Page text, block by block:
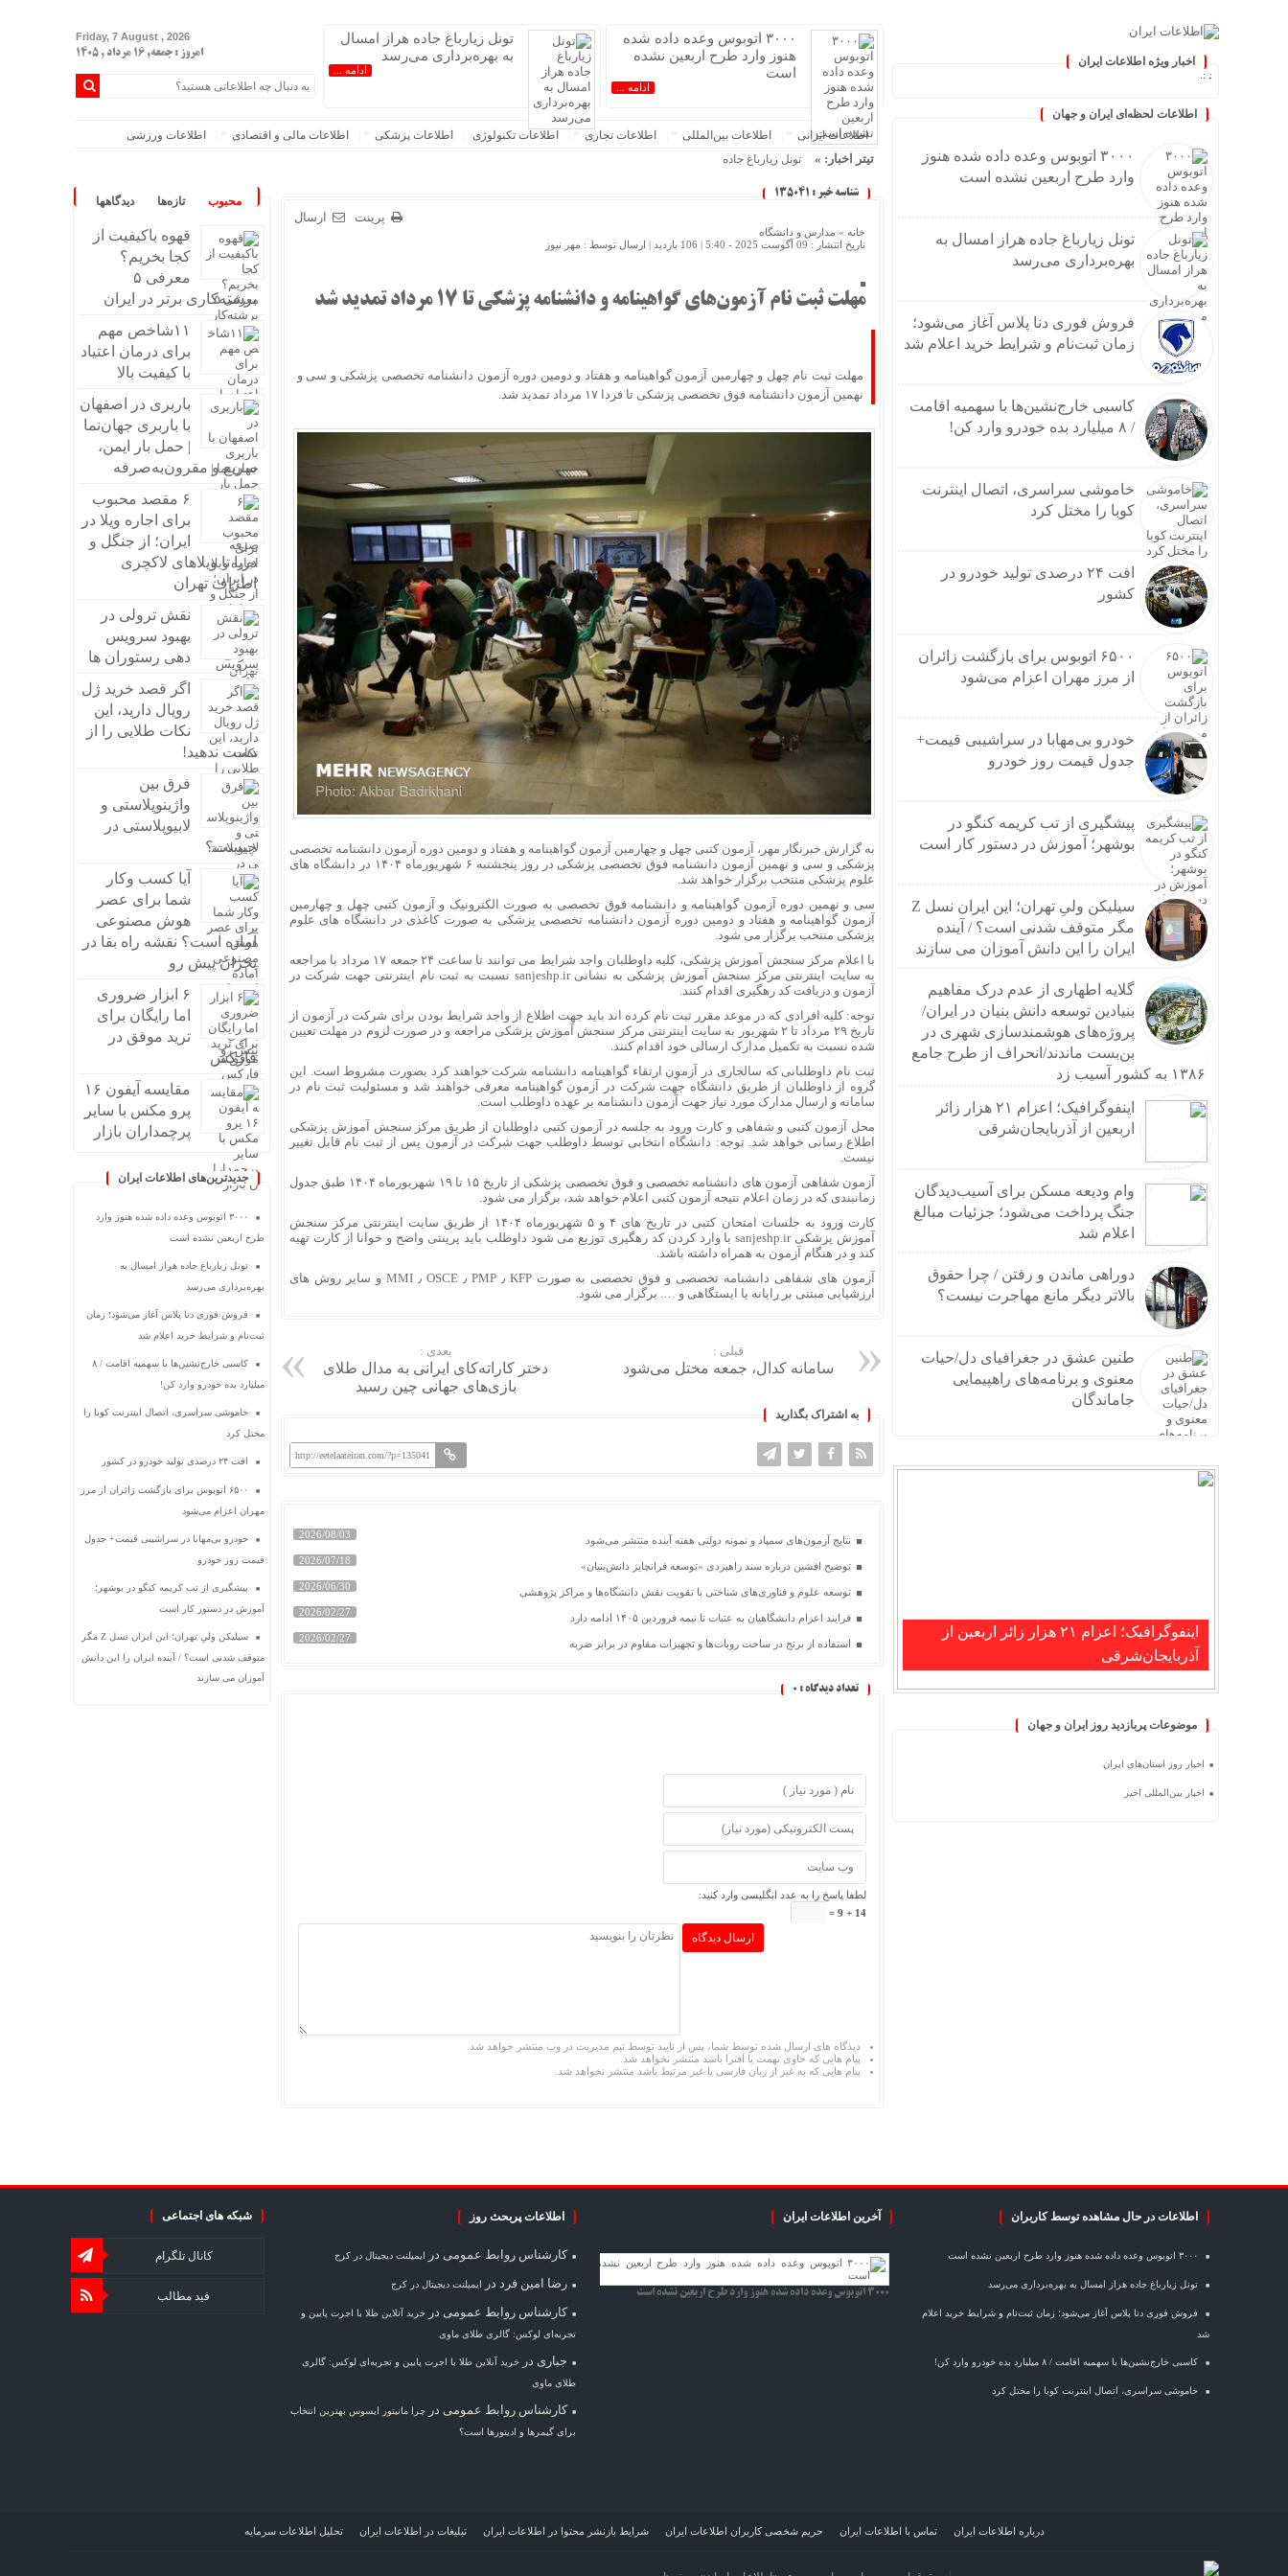
اخبار ویژه اطلاعات ایران
اطلاعات لحظه‌ای ایران و جهان
۳۰۰۰ اتوبوس وعده داده شده هنوز
وارد طرح اربعین نشده است
تونل زیارباغ جاده هراز امسال به
بهره‌برداری می‌رسد
فروش فوری دنا پلاس آغاز می‌شود؛
زمان ثبت‌نام و شرایط خرید اعلام شد
کاسبی خارج‌نشین‌ها با سهمیه اقامت
/ ۸ میلیارد بده خودرو وارد کن!
خاموشی سراسری، اتصال اینترنت
کوبا را مختل کرد
افت ۲۴ درصدی تولید خودرو در
کشور
۶۵۰۰ اتوبوس برای بازگشت زائران
از مرز مهران اعزام می‌شود
خودرو بی‌مهابا در سراشیبی قیمت+
جدول قیمت روز خودرو
پیشگیری از تب کریمه کنگو در
بوشهر؛ آموزش در دستور کار است
سیلیکن ولیِ تهران؛ این ایران نسل Z
مگر متوقف شدنی است؟ / آینده
ایران را این دانش آموزان می سازند
گلایه اطهاری از عدم درک مفاهیم
بنیادین توسعه دانش بنیان در ایران/
پروژه‌های هوشمندسازی شهری در
بن‌بست ماندند/انحراف از طرح جامع
۱۳۸۶ به کشور آسیب زد
اینفوگرافیک؛ اعزام ۲۱ هزار زائر
اربعین از آذربایجان‌شرقی
وام ودیعه مسکن برای آسیب‌دیدگان
جنگ پرداخت می‌شود؛ جزئیات مبالغ
اعلام شد
دوراهی ماندن و رفتن / چرا حقوق
بالاتر دیگر مانع مهاجرت نیست؟
طنین عشق در جغرافیای دل/حیات
معنوی و برنامه‌های راهپیمایی
جاماندگان
اینفوگرافیک؛ اعزام ۲۱ هزار زائر اربعین از
آذربایجان‌شرقی
موضوعات پربازدید روز ایران و جهان
اخبار روز استان‌های ایران
اخبار بین‌المللی اخیر
۳۰۰۰ اتوبوس وعده داده شده
هنوز وارد طرح اربعین نشده
است
ادامه ...
تونل زیارباغ جاده هراز امسال
به بهره‌برداری می‌رسد
ادامه ...
Friday, 7 August , 2026
امروز : جمعه, ۱۶ مرداد , ۱۴۰۵
اطلاعات‌ ‎ایرانی اطلاعات بین‌المللی اطلاعات تجاری اطلاعات تکنولوژی اطلاعات پزشکی اطلاعات مالی و اقتصادی اطلاعات ورزشی
تیتر اخبار: » تونل زیارباغ جاده هراز امسال به بهره‌بردار
شناسه خبر : 135041
ارسال پرینت
خانه » مدارس و دانشگاه
تاریخ انتشار : 09 آگوست 2025 - 5:40 |
106 بازدید | ارسال توسط : مهر نیوز
مهلت ثبت نام آزمون‌های گواهینامه و دانشنامه پزشکی تا ۱۷ مرداد تمدید شد
مهلت ثبت نام چهل و چهارمین آزمون گواهینامه و هفتاد و دومین دوره آزمون دانشنامه تخصصی پزشکی و سی و
نهمین آزمون دانشنامه فوق تخصصی پزشکی تا فردا ۱۷ مرداد تمدید شد.
به گزارش خبرنگار مهر، آزمون کتبی چهل و چهارمین آزمون گواهینامه و هفتاد و دومین دوره آزمون دانشنامه تخصصی
پزشکی و سی و نهمین آزمون دانشنامه فوق تخصصی پزشکی در روز پنجشنبه ۶ شهریورماه ۱۴۰۴ در دانشگاه های
علوم پزشکی منتخب برگزار خواهد شد.
سی و نهمین دوره آزمون گواهینامه و دانشنامه فوق تخصصی به صورت الکترونیک و آزمون کتبی چهل و چهارمین
آزمون گواهینامه و هفتاد و دومین دوره آزمون دانشنامه تخصصی پزشکی به صورت کاغذی در دانشگاه های علوم
پزشکی منتخب برگزار می شود.
با اعلام مرکز سنجش آموزش پزشکی، کلیه داوطلبان واجد شرایط می توانند تا ساعت ۲۴ جمعه ۱۷ مرداد با مراجعه
به سایت اینترنتی مرکز سنجش آموزش پزشکی به نشانی sanjeshp.ir نسبت به ثبت نام اینترنتی جهت شرکت در
آزمون و دریافت کد رهگیری اقدام کنند.
توجه: کلیه افرادی که در موعد مقرر ثبت نام کرده اند باید جهت اطلاع از واجد شرایط بودن برای شرکت در آزمون از
تاریخ ۲۹ مرداد تا ۲ شهریور به سایت اینترنتی مرکز سنجش آموزش پزشکی مراجعه و در صورت لزوم در مهلت تعیین
شده نسبت به تکمیل مدارک ارسالی خود اقدام کنند.
ثبت نام داوطلبانی که سالجاری در آزمون ارتقاء گواهینامه دانشنامه شرکت خواهند کرد بصورت مشروط است. این
گروه از داوطلبان از طریق دانشگاه جهت شرکت در آزمون گواهینامه معرفی خواهند شد و مسئولیت ثبت نام در
سامانه و ارسال مدارک مورد نیاز جهت آزمون دانشنامه بر عهده داوطلب است.
محل آزمون کتبی و شفاهی و کارت ورود به جلسه در آزمون کتبی داوطلبان از طریق مرکز سنجش آموزش پزشکی
اطلاع رسانی خواهد شد. توجه: دانشگاه انتخابی توسط داوطلب جهت شرکت در آزمون پس از ثبت نام قابل تغییر
نیست.
آزمون شفاهی آزمون های دانشنامه تخصصی و فوق تخصصی پزشکی از تاریخ ۱۵ تا ۱۹ شهریورماه ۱۴۰۴ طبق جدول
زمانبندی که در زمان اعلام نتیجه آزمون کتبی اعلام خواهد شد، برگزار می شود.
کارت ورود به جلسات امتحان کتبی در تاریخ های ۴ و ۵ شهریورماه ۱۴۰۴ از طریق سایت اینترنتی مرکز سنجش
آموزش پزشکی sanjeshp.ir با وارد کردن کد رهگیری توزیع می شود داوطلب باید پرینتی واضح و خوانا از کارت تهیه
کند و در هنگام آزمون به همراه داشته باشد.
آزمون های شفاهی دانشنامه تخصصی و فوق تخصصی به صورت KFP ٫ PMP ٫ OSCE ٫ MMI و سایر روش های
ارزشیابی مبتنی بر رایانه یا ایستگاهی و …. برگزار می شود.
بعدی :
دختر کاراته‌کای ایرانی به مدال طلای
بازی‌های جهانی چین رسید
قبلی :
سامانه کدال، جمعه مختل می‌شود
به اشتراک بگذارید
http://eetelaateiran.com/?p=135041
نتایج آزمون‌های سمپاد و نمونه دولتی هفته آینده منتشر می‌شود 2026/08/03
توضیح افشین درباره سند راهبردی «توسعه فرانچایز دانش‌بنیان» 2026/07/18
توسعه علوم و فناوری‌های شناختی با تقویت نقش دانشگاه‌ها و مراکز پژوهشی 2026/06/30
فرایند اعزام دانشگاهیان به عتبات تا نیمه فروردین ۱۴۰۵ ادامه دارد 2026/02/27
استفاده از برنج در ساخت روبات‌ها و تجهیزات مقاوم در برابر ضربه 2026/02/27
تعداد دیدگاه : 0
لطفا پاسخ را به عدد انگلیسی وارد کنید:
14 + 9 =
دیدگاه های ارسال شده توسط شما، پس از تایید توسط تیم مدیریت در وب منتشر خواهد شد.
پیام هایی که حاوی تهمت یا افترا باشد منتشر نخواهد شد.
پیام هایی که به غیر از زبان فارسی یا غیر مرتبط باشد منتشر نخواهد شد.
محبوب تازه‌ها دیدگاهها
قهوه باکیفیت از
کجا بخریم؟
معرفی ۵
برشته‌کاری برتر در ایران
۱۱شاخص مهم
برای درمان اعتیاد
با کیفیت بالا
باربری در اصفهان
با باربری جهان‌نما
| حمل بار ایمن،
سریع و مقرون‌به‌صرفه
۶ مقصد محبوب
برای اجاره ویلا در
ایران؛ از جنگل و
دریا تا ویلاهای لاکچری
اطراف تهران
نقش ترولی در
بهبود سرویس
دهی رستوران ها
اگر قصد خرید ژل
رویال دارید، این
نکات طلایی را از
دست ندهید!
فرق بین
واژینوپلاستی و
لابیوپلاستی در
چیست؟
آیا کسب وکار
شما برای عصر
هوش مصنوعی
آماده است؟ نقشه راه بقا در
بحران پیش رو
۶ ابزار ضروری
اما رایگان برای
ترید موفق در
فارکس
مقایسه آیفون ۱۶
پرو مکس با سایر
پرچمداران بازار
جدیدترین‌های اطلاعات ایران
۳۰۰۰ اتوبوس وعده داده شده هنوز وارد
طرح اربعین نشده است
تونل زیارباغ جاده هراز امسال به
بهره‌برداری می‌رسد
فروش فوری دنا پلاس آغاز می‌شود؛ زمان
ثبت‌نام و شرایط خرید اعلام شد
کاسبی خارج‌نشین‌ها با سهمیه اقامت / ۸
میلیارد بده خودرو وارد کن!
خاموشی سراسری، اتصال اینترنت کوبا را
مختل کرد
افت ۲۴ درصدی تولید خودرو در کشور
۶۵۰۰ اتوبوس برای بازگشت زائران از مرز
مهران اعزام می‌شود
خودرو بی‌مهابا در سراشیبی قیمت+ جدول
قیمت روز خودرو
پیشگیری از تب کریمه کنگو در بوشهر؛
آموزش در دستور کار است
سیلیکن ولیِ تهران؛ این ایران نسل Z مگر
متوقف شدنی است؟ / آینده ایران را این دانش
آموزان می سازند
اطلاعات در حال مشاهده توسط کاربران
۳۰۰۰ اتوبوس وعده داده شده هنوز وارد طرح اربعین نشده است
تونل زیارباغ جاده هراز امسال به بهره‌برداری می‌رسد
فروش فوری دنا پلاس آغاز می‌شود؛ زمان ثبت‌نام و شرایط خرید اعلام
شد
کاسبی خارج‌نشین‌ها با سهمیه اقامت / ۸ میلیارد بده خودرو وارد کن!
خاموشی سراسری، اتصال اینترنت کوبا را مختل کرد
آخرین اطلاعات ایران
۳۰۰۰ اتوبوس وعده داده شده هنوز وارد طرح اربعین نشده است
اطلاعات پربحث روز
کارشناس روابط عمومی در ایمپلنت دیجیتال در کرج
رضا امین فرد در ایمپلنت دیجیتال در کرج
کارشناس روابط عمومی درخرید آنلاین طلا با اجرت پایین و
تجربه‌ای لوکس: گالری طلای ماوی
جباری درخرید آنلاین طلا با اجرت پایین و تجربه‌ای لوکس: گالری
طلای ماوی
کارشناس روابط عمومی درچرا مانیتور ایسوس بهترین انتخاب
برای گیمرها و ادیتورها است؟
شبکه های اجتماعی
کانال تلگرام
فید مطالب
درباره اطلاعات ایران تماس با اطلاعات ایران حریم شخصی کاربران اطلاعات ایران شرایط بازنشر محتوا در اطلاعات ایران تبلیغات در اطلاعات ایران تحلیل اطلاعات سرمایه